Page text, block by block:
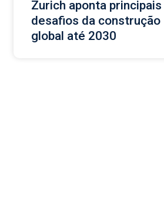
Zurich aponta principais
desafios da construção
global até 2030